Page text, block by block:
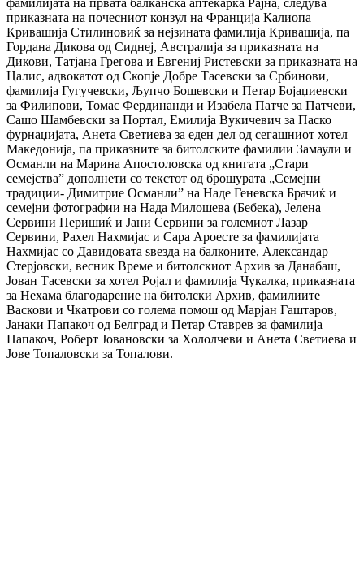
фамилијата на првата балканска аптекарка Рајна, следува
приказната на почесниот конзул на Франција Калиопа
Кривашија Стилиновиќ за нејзината фамилија Кривашија, па
Гордана Дикова од Сиднеј, Австралија за приказната на
Дикови, Татјана Грегова и Евгениј Ристевски за приказната на
Цалис, адвокатот од Скопје Добре Тасевски за Србинови,
фамилија Гугучевски, Љупчо Бошевски и Петар Бојаџиевски
за Филипови, Томас Фердинанди и Изабела Патче за Патчеви,
Сашо Шамбевски за Портал, Емилија Вукичевич за Паско
фурнаџијата, Анета Светиева за еден дел од сегашниот хотел
Македонија, па приказните за битолските фамилии Замаули и
Османли на Марина Апостоловска од книгата „Стари
семејства” дополнети со текстот од брошурата „Семејни
традиции- Димитрие Османли” на Наде Геневска Брачиќ и
семејни фотографии на Нада Милошева (Бебека), Јелена
Сервини Перишиќ и Јани Сервини за големиот Лазар
Сервини, Рахел Нахмијас и Сара Ароесте за фамилијата
Нахмијас со Давидовата ѕвезда на балконите, Александар
Стерјовски, весник Време и битолскиот Архив за Данабаш,
Јован Тасевски за хотел Ројал и фамилија Чукалка, приказната
за Нехама благодарение на битолски Архив, фамилиите
Васкови и Чкатрови со голема помош од Марјан Гаштаров,
Јанаки Папакоч од Белград и Петар Ставрев за фамилија
Папакоч, Роберт Јовановски за Хололчеви и Анета Светиева и
Јове Топаловски за Топалови.